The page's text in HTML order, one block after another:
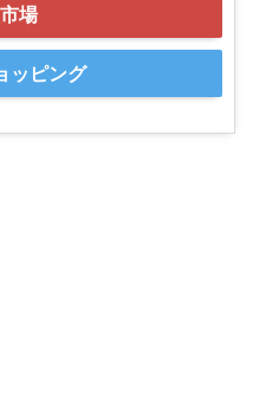
場
ッピング